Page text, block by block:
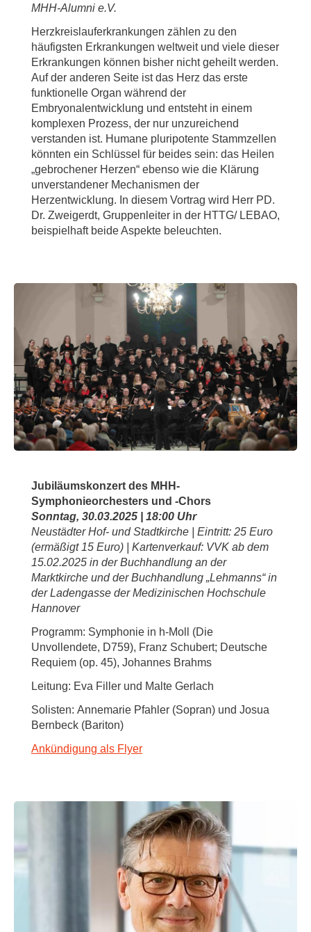
MHH-Alumni e.V.
Herzkreislauferkrankungen zählen zu den
häufigsten Erkrankungen weltweit und viele dieser
Erkrankungen können bisher nicht geheilt werden.
Auf der anderen Seite ist das Herz das erste
funktionelle Organ während der
Embryonalentwicklung und entsteht in einem
komplexen Prozess, der nur unzureichend
verstanden ist. Humane pluripotente Stammzellen
könnten ein Schlüssel für beides sein: das Heilen
„gebrochener Herzen“ ebenso wie die Klärung
unverstandener Mechanismen der
Herzentwicklung. In diesem Vortrag wird Herr PD.
Dr. Zweigerdt, Gruppenleiter in der HTTG/ LEBAO,
beispielhaft beide Aspekte beleuchten.
Jubiläumskonzert des MHH-
Symphonieorchesters und -Chors
Sonntag, 30.03.2025 | 18:00 Uhr
Neustädter Hof- und Stadtkirche | Eintritt: 25 Euro
(ermäßigt 15 Euro) | Kartenverkauf: VVK ab dem
15.02.2025 in der Buchhandlung an der
Marktkirche und der Buchhandlung „Lehmanns“ in
der Ladengasse der Medizinischen Hochschule
Hannover
Programm: Symphonie in h-Moll (Die
Unvollendete, D759), Franz Schubert; Deutsche
Requiem (op. 45), Johannes Brahms
Leitung: Eva Filler und Malte Gerlach
Solisten: Annemarie Pfahler (Sopran) und Josua
Bernbeck (Bariton)
Ankündigung als Flyer